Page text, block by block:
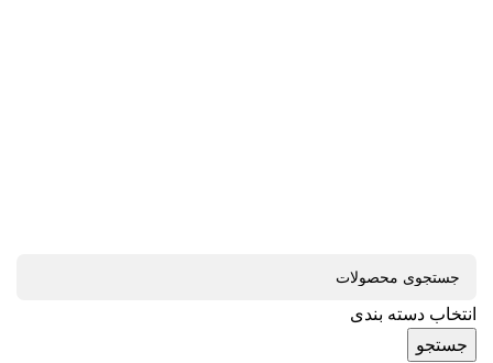
انتخاب دسته بندی
جستجو